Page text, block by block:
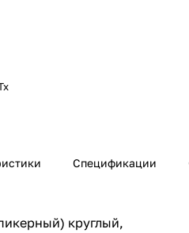
Спецификации
круглый,